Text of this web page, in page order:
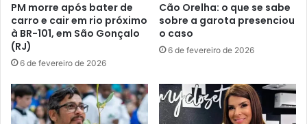
PM morre após bater de
carro e cair em rio próximo
à BR-101, em São Gonçalo
(RJ)
6 de fevereiro de 2026
Cão Orelha: o que se sabe
sobre a garota presenciou
o caso
6 de fevereiro de 2026